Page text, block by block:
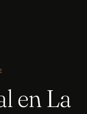
en La